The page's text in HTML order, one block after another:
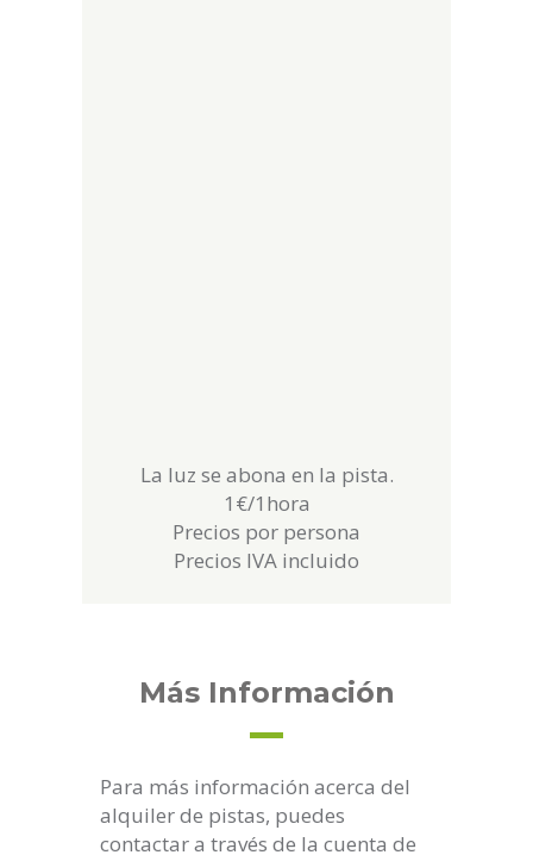
La luz se abona en la pista.
1€/1hora
Precios por persona
Precios IVA incluido
Más Información
Para más información acerca del
alquiler de pistas, puedes
contactar a través de la cuenta de